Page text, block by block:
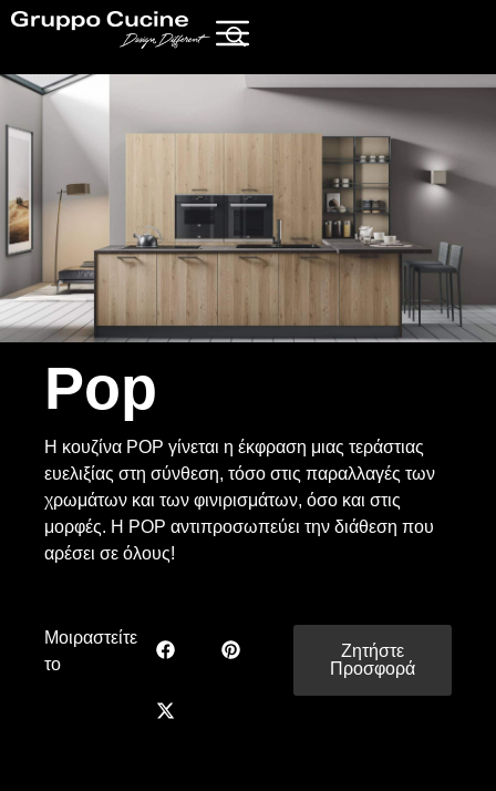
Pop
Η κουζίνα POP γίνεται η έκφραση μιας τεράστιας
ευελιξίας στη σύνθεση, τόσο στις παραλλαγές των
χρωμάτων και των φινιρισμάτων, όσο και στις
μορφές. Η POP αντιπροσωπεύει την διάθεση που
αρέσει σε όλους!
Μοιραστείτε
το
Ζητήστε
Προσφορά